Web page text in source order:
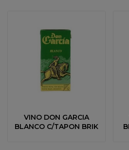
VINO DON GARCIA
BLANCO C/TAPON BRIK